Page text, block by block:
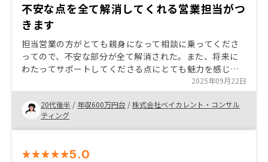
不安な点を全て解消してくれる営業担当がつ
きます
担当営業の方がとても親身になって相談に乗ってくださ
ってので、不安な部分が全て解消された。また、将来に
わたってサポートしてくださる点にとても魅力を感じ
た。アプリの使用などで、手軽に管理できる点も他社と
比べて良いと感じた。
2025年09月22日
20代後半 / 年収600万円台 /株式会社ベイカレント・コンサル
ティング
5.0